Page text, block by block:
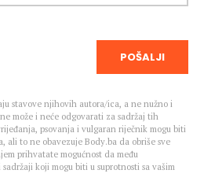
POŠALJI
stavove njihovih autora/ica, a ne nužno i
može i neće odgovarati za sadržaj tih
psovanja i vulgaran riječnik mogu biti
ali to ne obavezuje Body.ba da obriše sve
prihvatate mogućnost da među
koji mogu biti u suprotnosti sa vašim